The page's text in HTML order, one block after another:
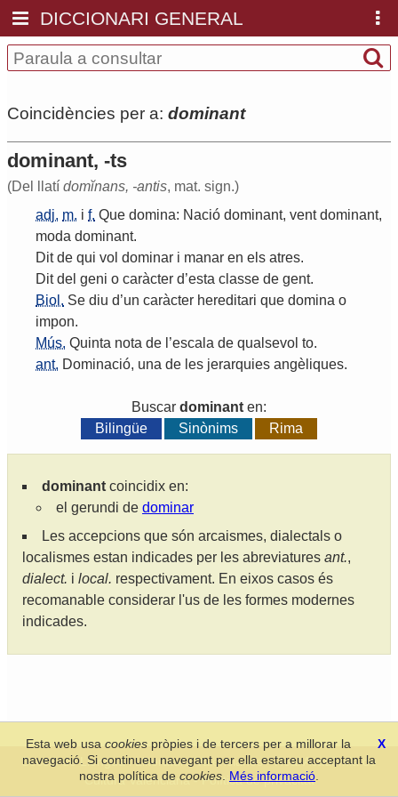
DICCIONARI GENERAL
Coincidències per a: dominant
dominant, -ts
(Del llatí domĭnans, -antis, mat. sign.)
adj. m. i f. Que domina: Nació dominant, vent dominant,
moda dominant.
Dit de qui vol dominar i manar en els atres.
Dit del geni o caràcter d’esta classe de gent.
Biol. Se diu d’un caràcter hereditari que domina o
impon.
Mús. Quinta nota de ’escala de qualsevol to.
ant. Dominació, una de les jerarquies angèliques.
Buscar dominant en:
Bilingüe
Sinònims Rima
dominant coincidix en:
el gerundi de dominar
Les accepcions que són arcaismes, dialectals o
localismes estan indicades per les abreviatures ant.,
dialect. i local. respectivament. En eixos casos és
recomanable considerar l'us de les formes modernes
indicades.
Secció de Llengua i Lliteratura Valencianes-Real Acadèmia de
Cultura Valenciana-Política de privacitat
X
Esta web usacookies pròpies i de tercers per a millorar la
navegació. Si continueu navegant per ella estareu acceptant la
nostra política de cookies Més informació